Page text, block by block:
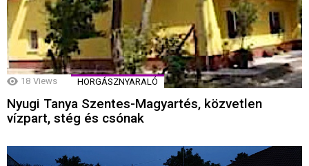
18 Views HORGÁSZNYARALÓ
Nyugi Tanya Szentes-Magyartés, közvetlen
vízpart, stég és csónak